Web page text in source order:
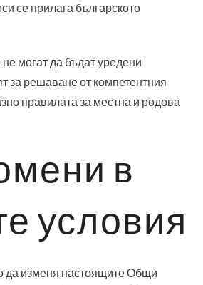
се прилага българското
могат да бъдат уредени
за решаване от компетентния
правилата за местна и родова
в
условия
да изменя настоящите Общи